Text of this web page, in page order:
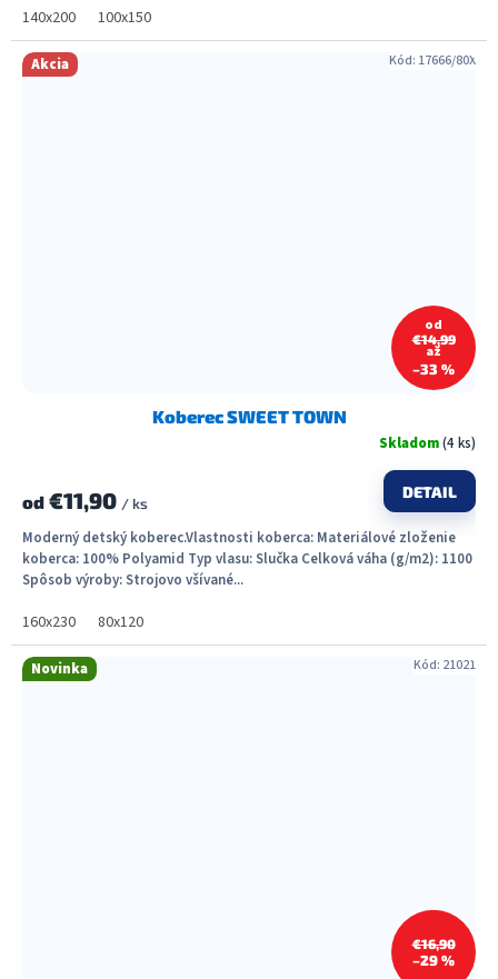
140x200 100x150
Akcia
od
€14,99
až
–33 %
Koberec SWEET TOWN
Skladom(4 ks)
od €11,90 / ks
DETAIL
Moderný detský koberec.Vlastnosti koberca: Materiálové zloženie
koberca: 100% Polyamid Typ vlasu: Slučka Celková váha (g/m2): 1100
Spôsob výroby: Strojovo všívané...
160x230 80x120
Kód: 17666/80X
Novinka
€16,90
–29 %
Kód: 21021